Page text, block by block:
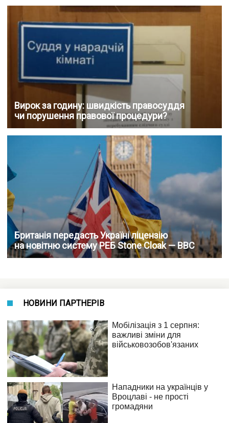
Вирок за годину: швидкість правосуддя
чи порушення правової процедури?
Британія передасть Україні ліцензію
на новітню систему РЕБ Stone Cloak — BBC
НОВИНИ ПАРТНЕРІВ